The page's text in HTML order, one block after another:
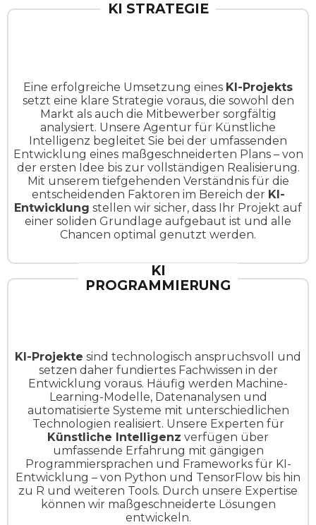
KI STRATEGIE
Eine erfolgreiche Umsetzung eines KI-Projekts
setzt eine klare Strategie voraus, die sowohl den
Markt als auch die Mitbewerber sorgfältig
analysiert. Unsere Agentur für Künstliche
Intelligenz begleitet Sie bei der umfassenden
Entwicklung eines maßgeschneiderten Plans – von
der ersten Idee bis zur vollständigen Realisierung.
Mit unserem tiefgehenden Verständnis für die
entscheidenden Faktoren im Bereich der KI-
Entwicklung stellen wir sicher, dass Ihr Projekt auf
einer soliden Grundlage aufgebaut ist und alle
Chancen optimal genutzt werden.
KI
PROGRAMMIERUNG
KI-Projekte sind technologisch anspruchsvoll und
setzen daher fundiertes Fachwissen in der
Entwicklung voraus. Häufig werden Machine-
Learning-Modelle, Datenanalysen und
automatisierte Systeme mit unterschiedlichen
Technologien realisiert. Unsere Experten für
Künstliche Intelligenz verfügen über
umfassende Erfahrung mit gängigen
Programmiersprachen und Frameworks für KI-
Entwicklung – von Python und TensorFlow bis hin
zu R und weiteren Tools. Durch unsere Expertise
können wir maßgeschneiderte Lösungen
entwickeln.